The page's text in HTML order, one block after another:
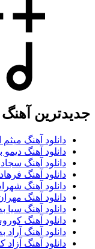
جدیدترین آهنگ
دانلود آهنگ
دانلود آهنگ
دانلود آهنگ
دانلود آهنگ
دانلود آهنگ
دانلود آهنگ
دانلود آهنگ سیا
دانلود آهنگ
دانلود آهنگ
دانلود آهنگ